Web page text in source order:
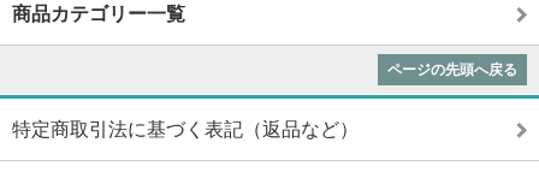
商品カテゴリー一覧
ページの先頭へ戻る
特定商取引法に基づく表記（返品など）